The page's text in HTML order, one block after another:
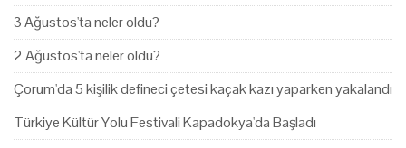
3 Ağustos'ta neler oldu?
2 Ağustos'ta neler oldu?
Çorum'da 5 kişilik defineci çetesi kaçak kazı yaparken yakalandı
Türkiye Kültür Yolu Festivali Kapadokya'da Başladı